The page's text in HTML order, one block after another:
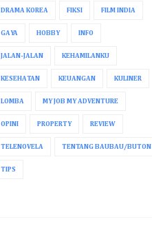
DRAMA KOREA FIKSI FILM INDIA
GAYA HOBBY INFO
JALAN-JALAN KEHAMILANKU
KESEHATAN KEUANGAN KULINER
LOMBA MY JOB MY ADVENTURE
OPINI PROPERTY REVIEW
TELENOVELA TENTANG BAUBAU/BUTON
TIPS